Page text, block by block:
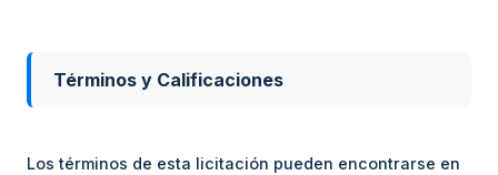
Términos y Calificaciones
Los términos de esta licitación pueden encontrarse en